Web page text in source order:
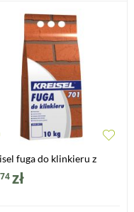
fuga do klinkieru z
trasu
74zł